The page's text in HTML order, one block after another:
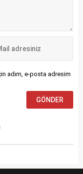
adım, e-posta adresim